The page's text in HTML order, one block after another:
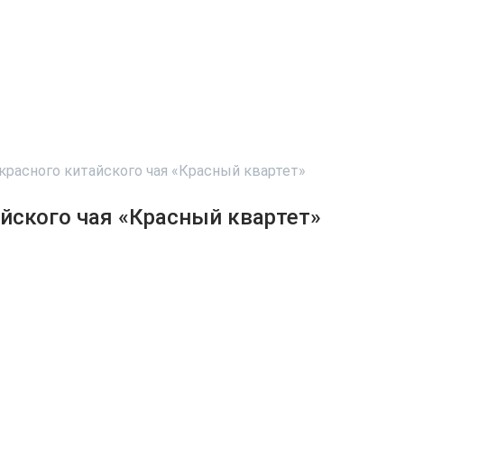
китайского чая «Красный квартет»
чая «Красный квартет»